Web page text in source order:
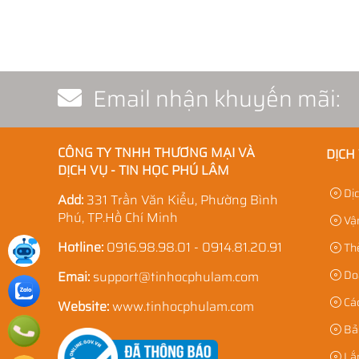
Email nhận khuyến mãi:
CÔNG TY TNHH THƯƠNG MẠI VÀ
DỊCH VỤ - TIN HỌC PHÚ LÂM
Add: 331 Trần Văn Kiểu, Phường Bình
Phú, TP.Hồ Chí Minh
Hotline: 0916.98.98.01 - 0914.81.20.91
Emai: support@tinhocphulam.com
Website:www.tinhocphulam.com